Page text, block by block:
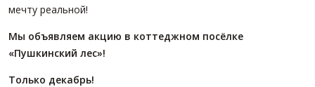
мечту реальной!
Мы объявляем акцию в коттеджном посёлке
«Пушкинский лес»!
Только декабрь!